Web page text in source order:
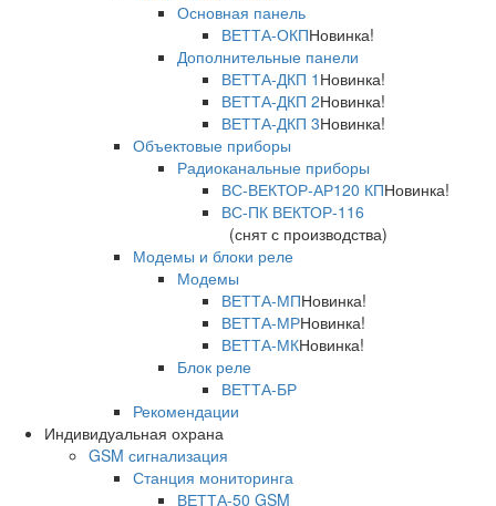
Основная панель
ВЕТТА-ОКПНовинка!
Дополнительные панели
ВЕТТА-ДКП 1 Новинка!
ВЕТТА-ДКП 2Новинка!
ВЕТТА-ДКП 3Новинка!
Объектовые приборы
Радиоканальные приборы
ВС-ВЕКТОР-АР120 КПНовинка!
ВС-ПК ВЕКТОР-116
(снят с производства)
Модемы и блоки реле
Модемы
ВЕТТА-МПНовинка!
ВЕТТА-МРНовинка!
ВЕТТА-МКНовинка!
Блок реле
ВЕТТА-БР
Рекомендации
Индивидуальная охрана
GSM сигнализация
Станция мониторинга
ВЕТТА-50 GSM